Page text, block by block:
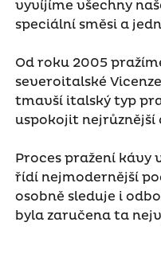
vyvíjíme všechny
speciální směsi a
Od roku 2005
severoitalské
tmavší italský typ
uspokojit nejrůznější
Proces pražení kávy
řídí nejmodernější
osobně sleduje i
byla zaručena ta